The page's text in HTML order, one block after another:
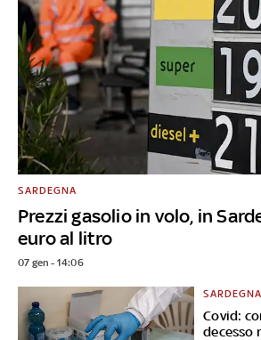
Prezzi gasolio in volo, in
euro al litro
SARDEGNA
07 gen - 14:06
Covid:
decesso
SARDEGNA